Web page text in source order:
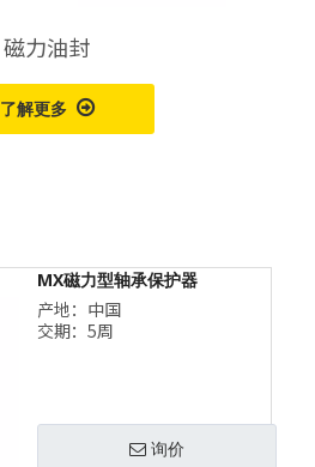
磁力油封
了解更多
MX磁力型轴承保护器
产地：中国
交期：5周
询价